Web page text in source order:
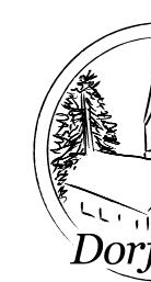
springen